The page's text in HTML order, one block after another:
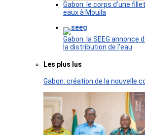
Gabon: le corps d’une
eaux à Mouila
Gabon: la SEEG
la distribution de l’eau
Les plus lus
Gabon: création de la nouvelle